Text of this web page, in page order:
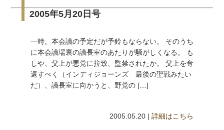
2005年5月20日号
一時。本会議の予定だが予鈴もならない。 そのうち
に本会議場裏の議長室のあたりが騒がしくなる。 も
しや、父上が悪党に拉致、監禁されたか。 父上を奪
還すべく（インディジョーンズ 最後の聖戦みたい
だ）、議長室に向かうと、野党の […]
2005.05.20 |詳細はこちら